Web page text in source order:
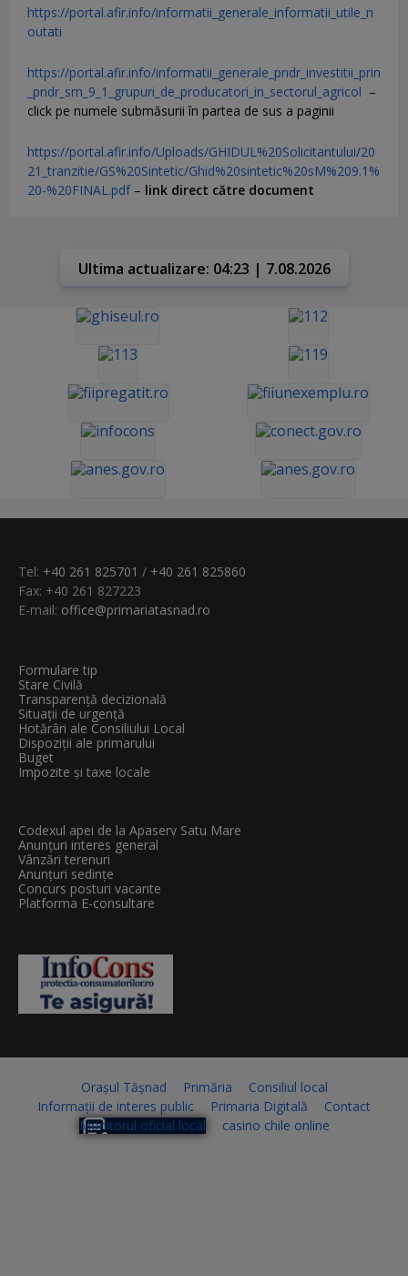
https://portal.afir.info/informatii_generale_informatii_utile_n
outati
https://portal.afir.info/informatii_generale_pndr_investitii_prin
_pndr_sm_9_1_grupuri_de_producatori_in_sectorul_agricol –
click pe numele submăsurii în partea de sus a paginii
https://portal.afir.info/Uploads/GHIDUL%20Solicitantului/20
21_tranzitie/GS%20Sintetic/Ghid%20sintetic%20sM%209.1%
20-%20FINAL.pdf– link direct către document
Ultima actualizare: 04:23 | 7.08.2026
Tel: +40 261 825701 / +40 261 825860
Fax: +40 261 827223
E-mail: office@primariatasnad.ro
Formulare tip
Stare Civilă
Transparenţă decizională
Situații de urgență
Hotărâri ale Consiliului Local
Dispoziții ale primarului
Buget
Impozite și taxe locale
Codexul apei de la Apaserv Satu Mare
Anunțuri interes general
Vânzări terenuri
Anunțuri sedințe
Concurs posturi vacante
Platforma E-consultare
Orașul Tășnad Primăria
Consiliul local
Informații de interes public
Primaria Digitală
Contact
Monitorul oficial local
casino chile online